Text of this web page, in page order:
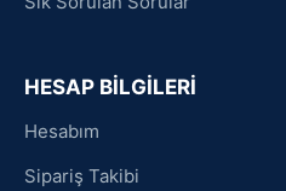
HESAP BİLGİLERİ
Hesabım
Sipariş Takibi